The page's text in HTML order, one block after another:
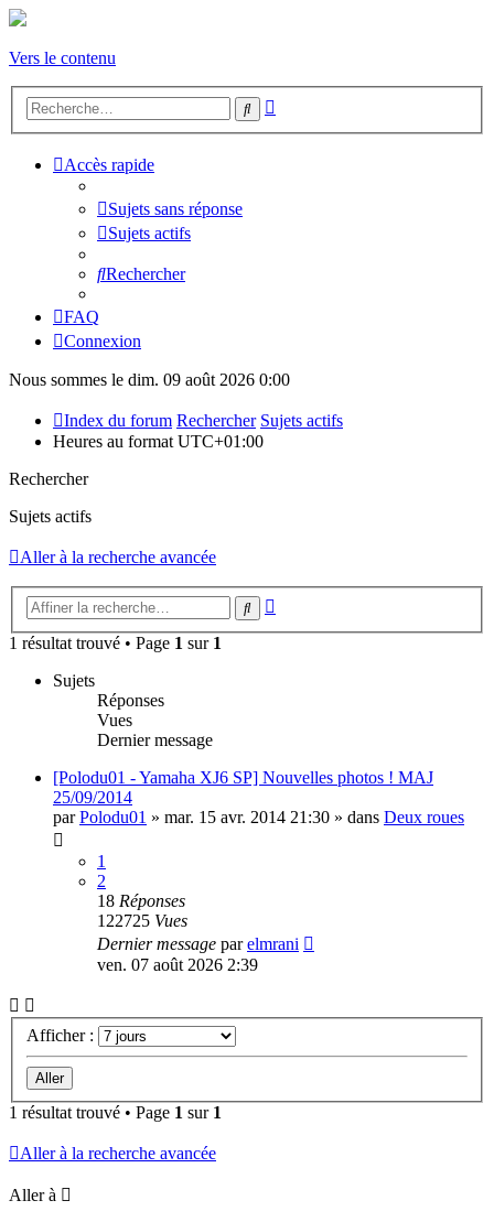
Vers le contenu
Rechercher
Accès rapide
Sujets sans réponse
Sujets actifs
Rechercher
FAQ
Connexion
Nous sommes le dim. 09 août 2026 0:00
Index du forum Rechercher Sujets actifs
Heures au format UTC+01:00
Rechercher
Sujets actifs
Aller à la recherche avancée
Rechercher
1 résultat trouvé • Page 1 sur 1
Sujets
Réponses
Vues
Dernier message
[Polodu01 - Yamaha XJ6 SP] Nouvelles photos ! MAJ
25/09/2014
parPolodu01 » mar. 15 avr. 2014 21:30 » dans Deux roues
1
2
18 Réponses
122725 Vues
Dernier message parelmrani
ven. 07 août 2026 2:39
Afficher :
1 résultat trouvé • Page 1 sur 1
Aller à la recherche avancée
Aller à